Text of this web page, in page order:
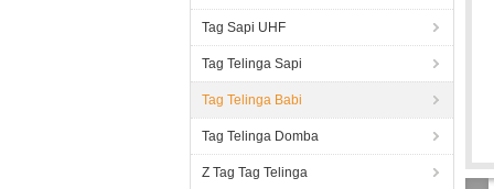
Tag Sapi UHF
Tag Telinga Sapi
Tag Telinga Babi
Tag Telinga Domba
Z Tag Tag Telinga